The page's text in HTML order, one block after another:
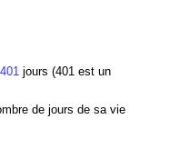
401jours (401 est un
de jours de sa vie